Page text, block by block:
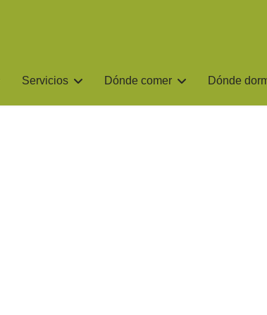
Servicios Dónde comer Dónde